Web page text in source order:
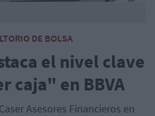
DE BOLSA
el nivel clave
caja" en BBVA
Asesores Financieros en